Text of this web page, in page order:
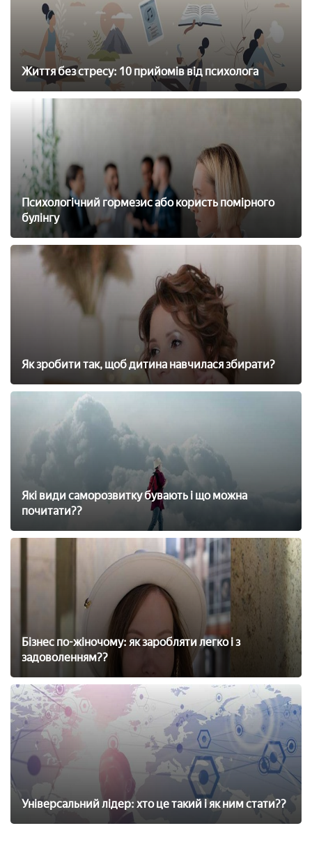
Життя без стресу: 10 прийомів від психолога
Психологічний гормезис або користь помірного
булінгу
Як зробити так, щоб дитина навчилася збирати?
Які види саморозвитку бувають і що можна
почитати??
Бізнес по-жіночому: як заробляти легко і з
задоволенням??
Універсальний лідер: хто це такий і як ним стати??